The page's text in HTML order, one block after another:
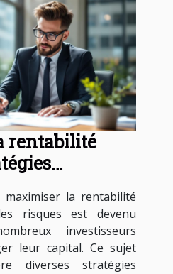
rentabilité
maximiser la rentabilité
risques est devenu
investisseurs
leur capital. Ce sujet
diverses stratégies